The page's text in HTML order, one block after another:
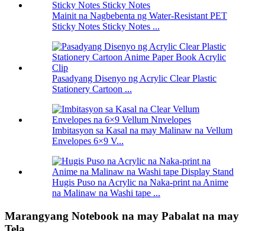
Mainit na Nagbebenta ng Water-Resistant PET
Sticky Notes Sticky Notes ...
Pasadyang Disenyo ng Acrylic Clear Plastic
Stationery Cartoon ...
Imbitasyon sa Kasal na may Malinaw na Vellum
Envelopes 6×9 V...
Hugis Puso na Acrylic na Naka-print na Anime
na Malinaw na Washi tape ...
Marangyang Notebook na may Pabalat na may